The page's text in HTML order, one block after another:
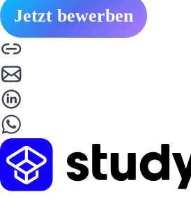
Jetzt bewerben